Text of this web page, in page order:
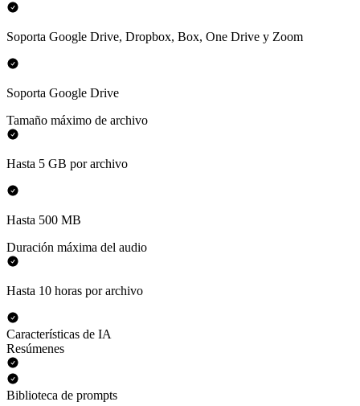
Soporta Google Drive, Dropbox, Box, One Drive y Zoom
Soporta Google Drive
Tamaño máximo de archivo
Hasta 5 GB por archivo
Hasta 500 MB
Duración máxima del audio
Hasta 10 horas por archivo
Características de IA
Resúmenes
Biblioteca de prompts